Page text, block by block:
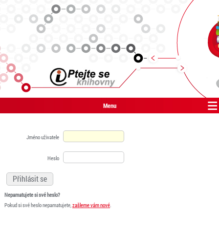
Menu
Jméno uživatele
Heslo
Nepamatujete si své heslo?
Pokud si své heslo nepamatujete,zašleme vám nové.